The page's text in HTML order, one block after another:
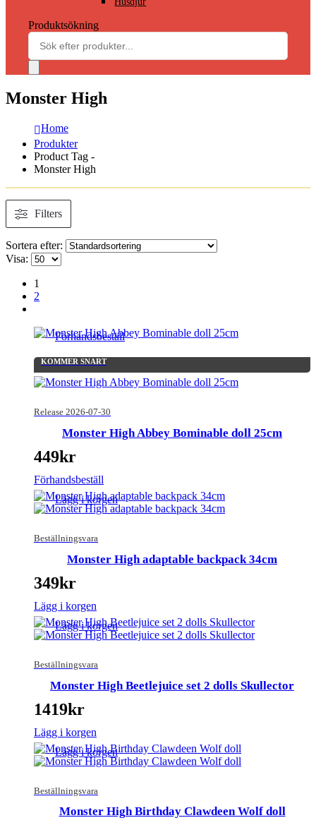
Produktsökning
Monster High
Home
Produkter
Product Tag -
Monster High
Filters
Sortera efter:
Visa:
1
2
KOMMER SNART
Release 2026-07-30
Förhandsbeställ
Monster High Abbey Bominable doll 25cm
449kr
Förhandsbeställ
Beställningsvara
Lägg i korgen
Monster High adaptable backpack 34cm
349kr
Lägg i korgen
Beställningsvara
Lägg i korgen
Monster High Beetlejuice set 2 dolls Skullector
1419kr
Lägg i korgen
Beställningsvara
Lägg i korgen
Monster High Birthday Clawdeen Wolf doll